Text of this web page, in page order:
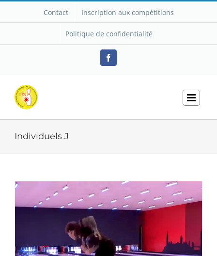
Contact Inscription aux compétitions
Politique de confidentialité
Facebook
Individuels J